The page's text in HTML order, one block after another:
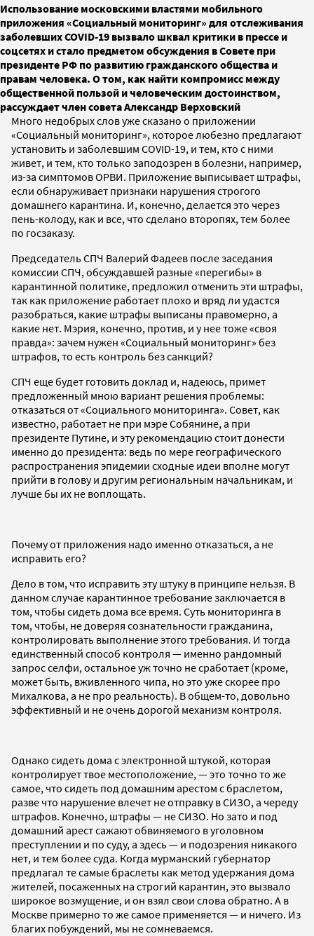
Использование московскими властями мобильного
приложения «Социальный мониторинг» для отслеживания
заболевших COVID-19 вызвало шквал критики в прессе и
соцсетях и стало предметом обсуждения в Совете при
президенте РФ по развитию гражданского общества и
правам человека. О том, как найти компромисс между
общественной пользой и человеческим достоинством,
рассуждает член совета Александр Верховский
Много недобрых слов уже сказано о приложении
«Социальный мониторинг», которое любезно предлагают
установить и заболевшим COVID-19, и тем, кто с ними
живет, и тем, кто только заподозрен в болезни, например,
из-за симптомов ОРВИ. Приложение выписывает штрафы,
если обнаруживает признаки нарушения строгого
домашнего карантина. И, конечно, делается это через
пень-колоду, как и все, что сделано второпях, тем более
по госзаказу.
Председатель СПЧ Валерий Фадеев после заседания
комиссии СПЧ, обсуждавшей разные «перегибы» в
карантинной политике, предложил отменить эти штрафы,
так как приложение работает плохо и вряд ли удастся
разобраться, какие штрафы выписаны правомерно, а
какие нет. Мэрия, конечно, против, и у нее тоже «своя
правда»: зачем нужен «Социальный мониторинг» без
штрафов, то есть контроль без санкций?
СПЧ еще будет готовить доклад и, надеюсь, примет
предложенный мною вариант решения проблемы:
отказаться от «Социального мониторинга». Совет, как
известно, работает не при мэре Собянине, а при
президенте Путине, и эту рекомендацию стоит донести
именно до президента: ведь по мере географического
распространения эпидемии сходные идеи вполне могут
прийти в голову и другим региональным начальникам, и
лучше бы их не воплощать.
Почему от приложения надо именно отказаться, а не
исправить его?
Дело в том, что исправить эту штуку в принципе нельзя. В
данном случае карантинное требование заключается в
том, чтобы сидеть дома все время. Суть мониторинга в
том, чтобы, не доверяя сознательности гражданина,
контролировать выполнение этого требования. И тогда
единственный способ контроля — именно рандомный
запрос селфи, остальное уж точно не сработает (кроме,
может быть, вживленного чипа, но это уже скорее про
Михалкова, а не про реальность). В общем-то, довольно
эффективный и не очень дорогой механизм контроля.
Однако сидеть дома с электронной штукой, которая
контролирует твое местоположение, — это точно то же
самое, что сидеть под домашним арестом с браслетом,
разве что нарушение влечет не отправку в СИЗО, а череду
штрафов. Конечно, штрафы — не СИЗО. Но зато и под
домашний арест сажают обвиняемого в уголовном
преступлении и по суду, а здесь — и подозрения никакого
нет, и тем более суда. Когда мурманский губернатор
предлагал те самые браслеты как метод удержания дома
жителей, посаженных на строгий карантин, это вызвало
широкое возмущение, и он взял свои слова обратно. А в
Москве примерно то же самое применяется — и ничего. Из
благих побуждений, мы не сомневаемся.